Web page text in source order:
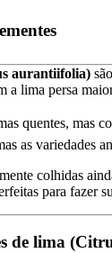
aurantiifolia)
a lima persa
quentes, mas
as variedades
colhidas
para fazer
de lima